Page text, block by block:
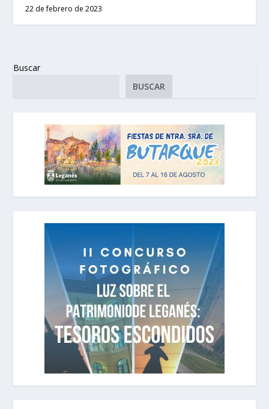
22 de febrero de 2023
Buscar
BUSCAR